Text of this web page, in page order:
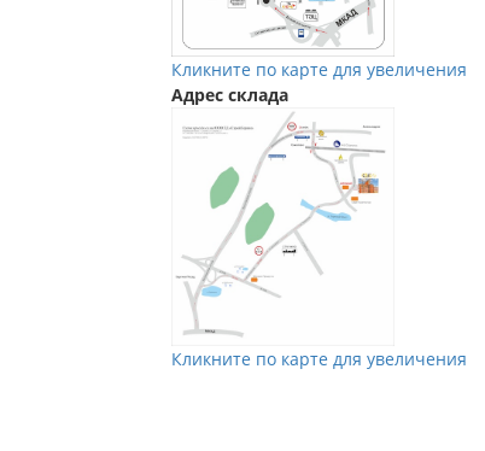
Кликните по карте для увеличения
Адрес склада
Кликните по карте для увеличения